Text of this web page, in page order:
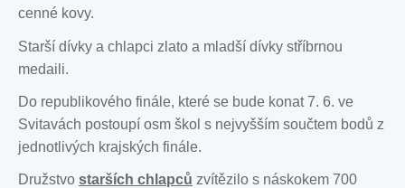
cenné kovy.
Starší dívky a chlapci zlato a mladší dívky stříbrnou
medaili.
Do republikového finále, které se bude konat 7. 6. ve
Svitavách postoupí osm škol s nejvyšším součtem bodů z
jednotlivých krajských finále.
Družstvo starších chlapců zvítězilo s náskokem 700